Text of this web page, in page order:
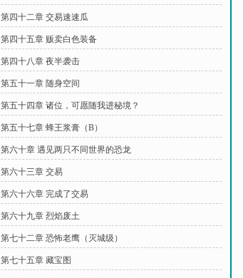
第四十二章 交易速速瓜
第四十五章 贩卖白色装备
第四十八章 夜半袭击
第五十一章 随身空间
第五十四章 诸位，可愿随我进秘境？
第五十七章 蜂王浆膏（B）
第六十章 遇见两只不同世界的恐龙
第六十三章 交易
第六十六章 完成了交易
第六十九章 烈焰废土
第七十二章 恐怖老鹰（灭城级）
第七十五章 藏宝图